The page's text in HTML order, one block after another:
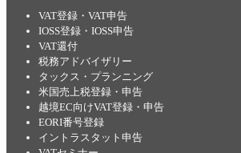
VAT登録・VAT申告
IOSS登録・IOSS申告
VAT還付
税務アドバイザリー
タックス・プランニング
米国売上税登録・申告
越境EC向けVAT登録・申告
EORI番号登録
イントラスタット申告